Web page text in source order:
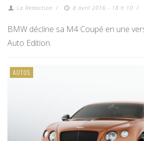
La Redaction / 8 avril 2016 - 18 h 10 /
BMW décline sa M4 Coupé en une
Auto Edition.
AUTOS